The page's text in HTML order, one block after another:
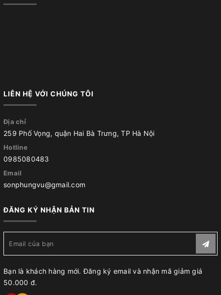
LIÊN HỆ VỚI CHÚNG TÔI
Địa chỉ
259 Phố Vọng, quận Hai Bà Trưng, TP Hà Nội
Hotline
0985080483
Email
sonphungvu@gmail.com
ĐĂNG KÝ NHẬN BẢN TIN
Bạn là khách hàng mới. Đăng ký email và nhận mã giảm giá
50.000 đ.